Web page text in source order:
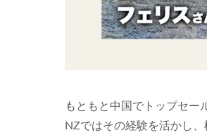
もともと中国でトップセー
NZではその経験を活かし